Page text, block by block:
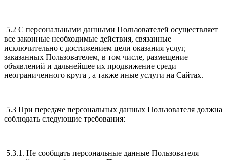
5.2 С персональными данными Пользователей осуществляет
все законные необходимые действия, связанные
исключительно с достижением цели оказания услуг,
заказанных Пользователем, в том числе, размещение
объявлений и дальнейшее их продвижение среди
неограниченного круга , а также иные услуги на Сайтах.
5.3 При передаче персональных данных Пользователя должна
соблюдать следующие требования:
5.3.1. Не сообщать персональные данные Пользователя